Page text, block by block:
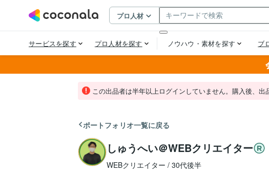
この出品者は半年以上ログインしていません。購入後、
ポートフォリオ一覧に戻る
しゅうへい＠WEBクリエイター
WEBクリエイター 30代後半